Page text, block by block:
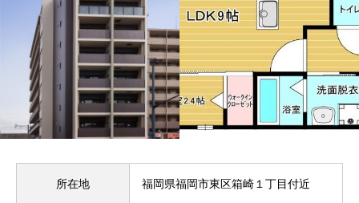
所在地 福岡県福岡市東区箱崎１丁目付近